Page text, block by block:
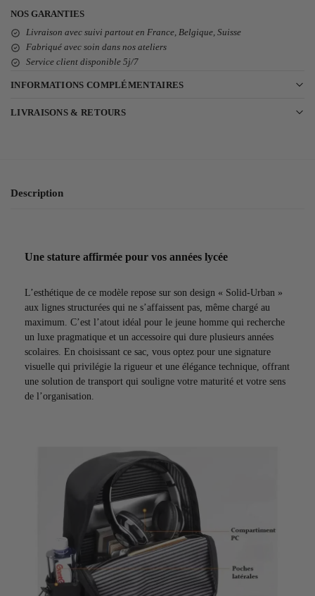
NOS GARANTIES
Livraison avec suivi partout en France, Belgique, Suisse
Fabriqué avec soin dans nos ateliers
Service client disponible 5j/7
INFORMATIONS COMPLÉMENTAIRES
LIVRAISONS & RETOURS
Description
Une stature affirmée pour vos années lycée
L’esthétique de ce modèle repose sur son design « Solid-Urban »
aux lignes structurées qui ne s’affaissent pas, même chargé au
maximum. C’est l’atout idéal pour le jeune homme qui recherche
un luxe pragmatique et un accessoire qui dure plusieurs années
scolaires. En choisissant ce sac, vous optez pour une signature
visuelle qui privilégie la rigueur et une élégance technique, offrant
une solution de transport qui souligne votre maturité et votre sens
de l’organisation.